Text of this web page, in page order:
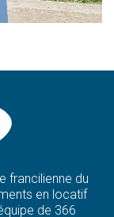
francilienne du
en locatif
de 366